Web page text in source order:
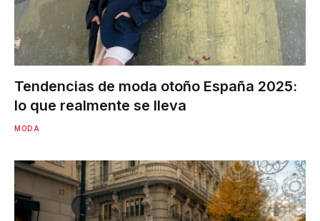
Tendencias de moda otoño España 2025:
lo que realmente se lleva
MODA